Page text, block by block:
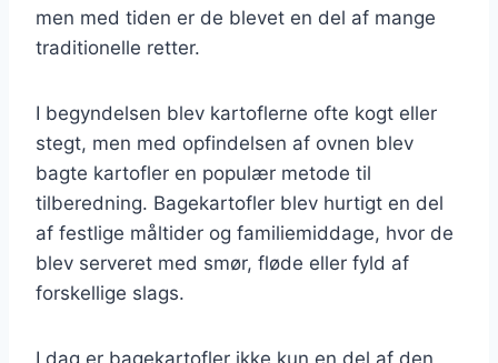
men med tiden er de blevet en del af mange
traditionelle retter.
I begyndelsen blev kartoflerne ofte kogt eller
stegt, men med opfindelsen af ovnen blev
bagte kartofler en populær metode til
tilberedning. Bagekartofler blev hurtigt en del
af festlige måltider og familiemiddage, hvor de
blev serveret med smør, fløde eller fyld af
forskellige slags.
I dag er bagekartofler ikke kun en del af den